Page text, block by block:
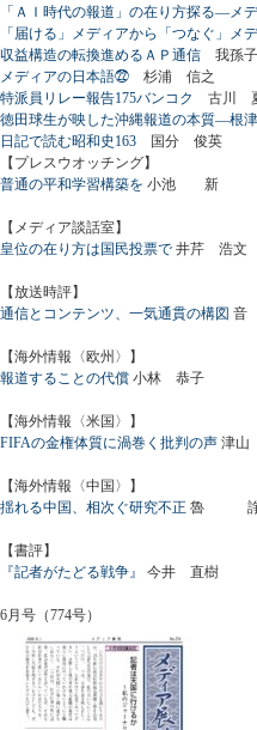
「ＡＩ時代の報道」の在り方探る―メ
「届ける」メディアから「つなぐ」メ
収益構造の転換進めるＡＰ通信 我孫
メディアの日本語㉒ 杉浦 信之
特派員リレー報告175バンコク
古川
徳田球生が映した沖縄報道の本質―根津
日記で読む昭和史163 国分 俊英
【プレスウオッチング】
普通の平和学習構築を 小池 新
【メディア談話室】
皇位の在り方は国民投票で 井芹 浩文
【放送時評】
通信とコンテンツ、一気通貫の構図
【海外情報〈欧州〉】
報道することの代償 小林 恭子
【海外情報〈米国〉】
FIFAの金権体質に渦巻く批判の声 津
【海外情報〈中国〉】
揺れる中国、相次ぐ研究不正 魯
【書評】
『記者がたどる戦争』
今井 直樹
6月号（774号）